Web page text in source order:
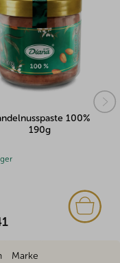
100%
190g
Marke